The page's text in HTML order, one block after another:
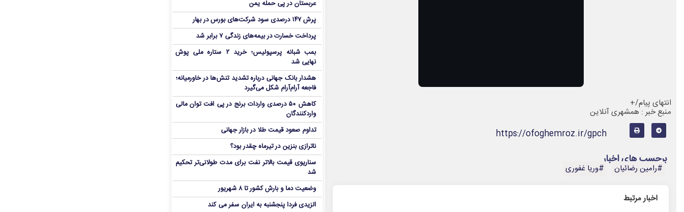
انتهای پیام/+
منبع خبر : همشهری آنلاین
https://ofoghemroz.ir/gpch
برچسب های اخبار
#رامین رضائیان #وریا غفوری
اخبار مرتبط
عربستان در پی حمله یمن
پرش ۱۴۷ درصدی سود شرکت‌های بورس در بهار
پرداخت خسارت در بیمه‌های زندگی ۷ برابر شد
بمب شبانه پرسپولیس؛ خرید ۲ ستاره ملی پوش
نهایی شد
هشدار بانک جهانی درباره تشدید تنش‌ها در خاورمیانه؛
فاجعه آرام‌آرام شکل می‌گیرد
کاهش ۵۰ درصدی واردات برنج در پی افت توان مالی
واردکنندگان
تداوم صعود قیمت طلا در بازار جهانی
ناترازی بنزین در تیرماه چقدر بود؟
سناریوی قیمت بالاتر نفت برای مدت طولانی‌تر تحکیم
شد
وضعیت دما و بارش کشور تا ۸ شهریور
الزیدی فردا پنجشنبه به ایران سفر می کند